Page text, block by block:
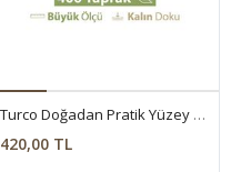
Turco Doğadan Pratik Yüzey Temizlik Havlusu 4x100 (400 Yaprak)
420,00 TL